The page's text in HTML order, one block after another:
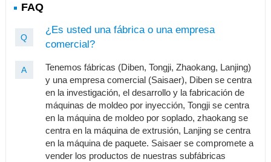
FAQ
Q
¿Es usted una fábrica o una empresa
comercial?
A
Tenemos fábricas (Diben, Tongji, Zhaokang, Lanjing)
y una empresa comercial (Saisaer), Diben se centra
en la investigación, el desarrollo y la fabricación de
máquinas de moldeo por inyección, Tongji se centra
en la máquina de moldeo por soplado, zhaokang se
centra en la máquina de extrusión, Lanjing se centra
en la máquina de paquete. Saisaer se compromete a
vender los productos de nuestras subfábricas